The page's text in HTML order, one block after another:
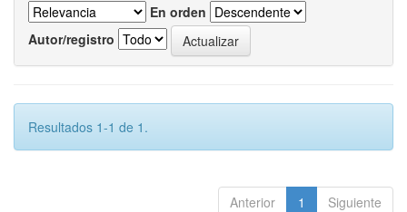
En orden
Autor/registro
Resultados 1-1 de 1.
Anterior 1 Siguiente